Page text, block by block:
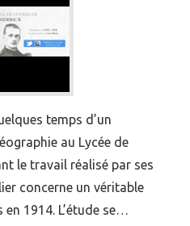
temps d’un
au Lycée de
le travail réalisé par ses
concerne un véritable
en 1914. L’étude se…